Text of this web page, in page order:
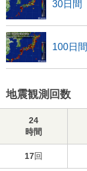
30日間
100日間
地震観測回数
24
時間
17回